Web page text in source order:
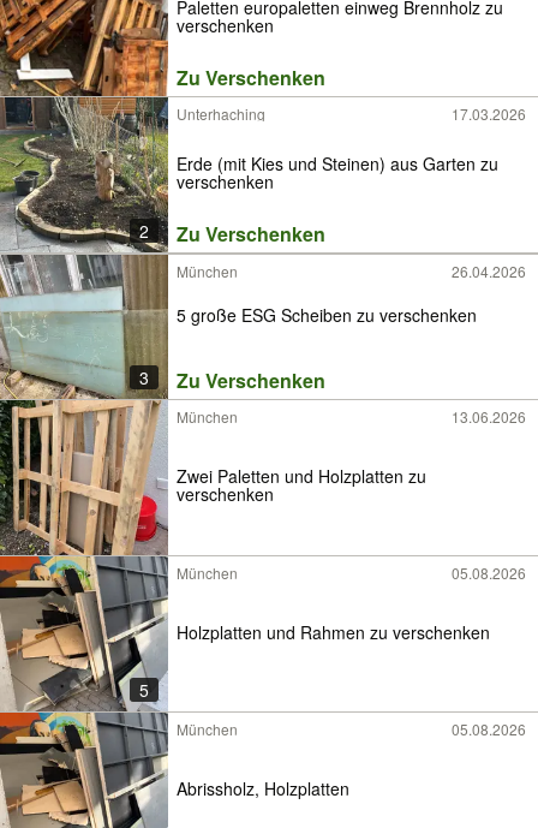
Paletten europaletten einweg Brennholz zu
verschenken
Zu Verschenken
2
Unterhaching 17.03.2026
Erde (mit Kies und Steinen) aus Garten zu
verschenken
Zu Verschenken
3
München 26.04.2026
5 große ESG Scheiben zu verschenken
Zu Verschenken
München 13.06.2026
Zwei Paletten und Holzplatten zu
verschenken
5
München 05.08.2026
Holzplatten und Rahmen zu verschenken
München 05.08.2026
Abrissholz, Holzplatten